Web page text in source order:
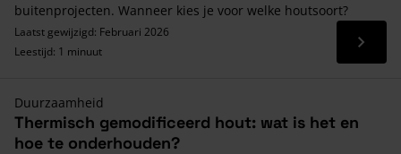
buitenprojecten. Wanneer kies je voor welke houtsoort?
Laatst gewijzigd: Februari 2026
Leestijd: 1 minuut
Lees
Duurzaamheid
Thermisch gemodificeerd hout: wat is het en
hoe te onderhouden?